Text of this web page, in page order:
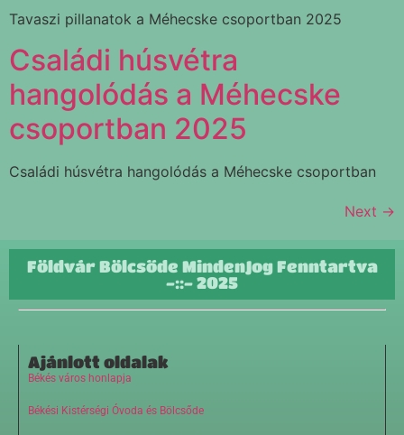
Tavaszi pillanatok a Méhecske csoportban 2025
Családi húsvétra
hangolódás a Méhecske
csoportban 2025
Családi húsvétra hangolódás a Méhecske csoportban
Next →
Földvár Bölcsőde MindenJog Fenntartva
-::- 2025
Ajánlott oldalak
Békés város honlapja
Békési Kistérségi Óvoda és Bölcsőde